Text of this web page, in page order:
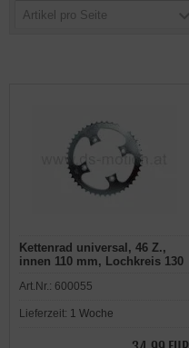
Artikel pro Seite
Kettenrad universal, 46 Z.,
innen 110 mm, Lochkreis 130
original Shineray 300ccm,
Art.Nr.: 600055
Lieferzeit: 1 Woche